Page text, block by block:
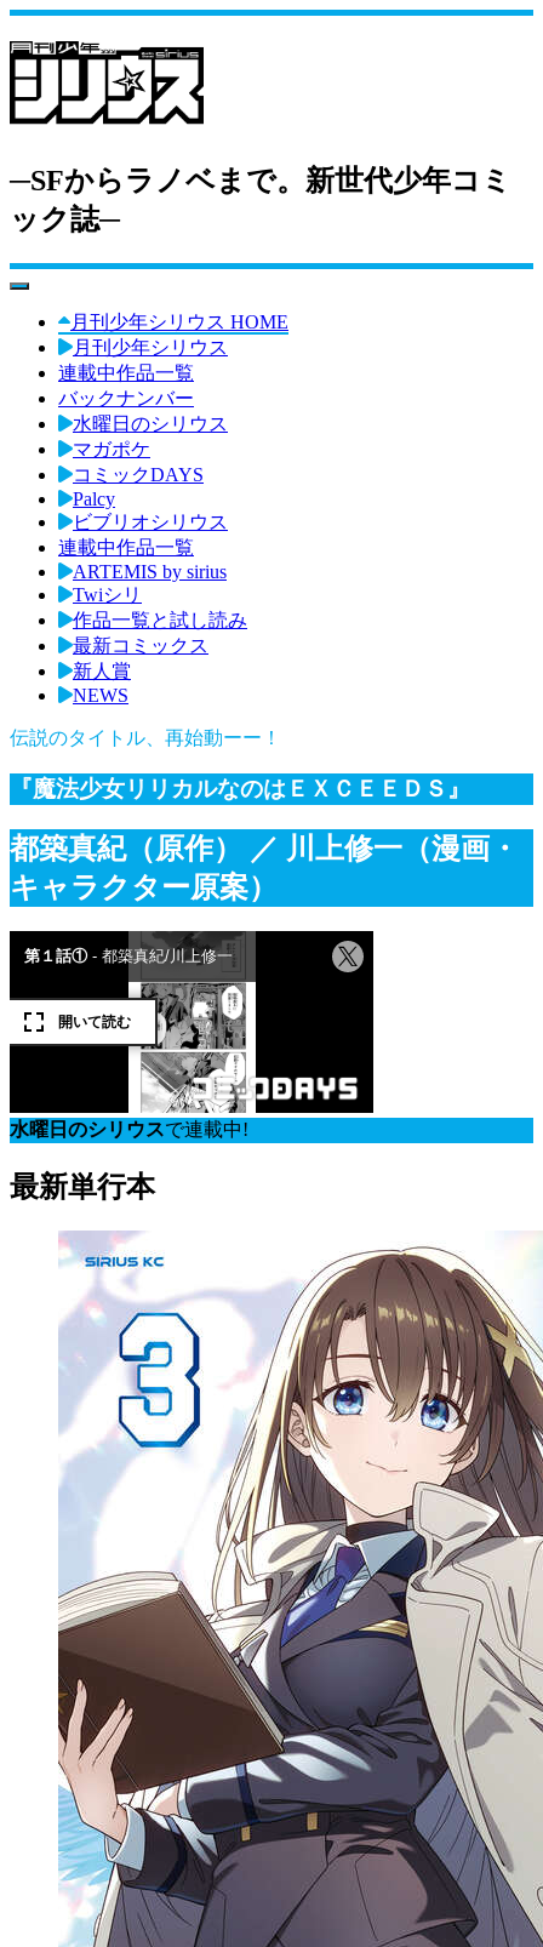
─SFからラノベまで。新世代少年コミ
ック誌─
toggle navigation
月刊少年シリウス HOME
月刊少年シリウス
連載中作品一覧
バックナンバー
水曜日のシリウス
マガポケ
コミックDAYS
Palcy
ビブリオシリウス
連載中作品一覧
ARTEMIS by sirius
Twiシリ
作品一覧と試し読み
最新コミックス
新人賞
NEWS
伝説のタイトル、再始動ーー！
『魔法少女リリカルなのはＥＸＣＥＥＤＳ』
都築真紀（原作）
／ 川上修一（漫画・
キャラクター原案）
水曜日のシリウスで連載中!
最新単行本